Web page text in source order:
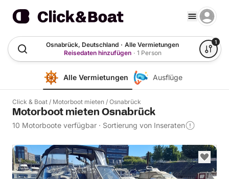
Osnabrück, Deutschland · Alle Vermietungen
Reisedaten hinzufügen · 1 Person
1
Alle Vermietungen Ausflüge
Click & Boat / Motorboot mieten / Osnabrück
Motorboot mieten Osnabrück
10 Motorboote verfügbar · Sortierung von Inseraten